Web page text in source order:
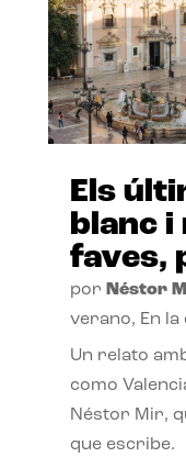
Els
blanc i
faves,
por Néstor
verano, En la
Un relato
como
Néstor Mir,
que escribe.